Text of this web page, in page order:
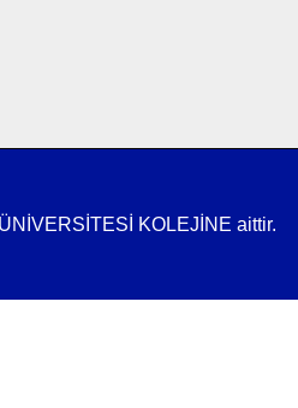
KOLEJİNE aittir.